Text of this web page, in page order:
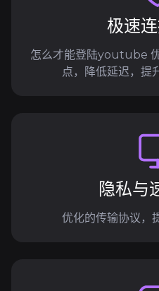
极速
怎么才能登陆youtube
点，降低延迟，提
隐私与
优化的传输协议，